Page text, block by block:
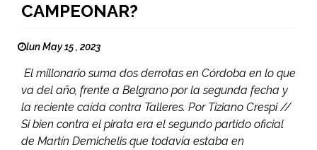
CAMPEONAR?
lun May 15 , 2023
El millonario suma dos derrotas en Córdoba en lo que
va del año, frente a Belgrano por la segunda fecha y
la reciente caída contra Talleres. Por Tiziano Crespi //
Si bien contra el pirata era el segundo partido oficial
de Martín Demichelis que todavía estaba en